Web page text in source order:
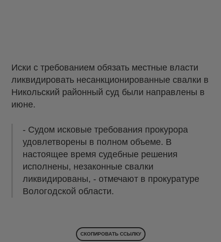
Иски с требованием обязать местные власти
ликвидировать несанкционированные свалки в
Никольский районный суд были направлены в
июне.
- Судом исковые требования прокурора
удовлетворены в полном объеме. В
настоящее время судебные решения
исполнены, незаконные свалки
ликвидированы, - отмечают в прокуратуре
Вологодской области.
СКОПИРОВАТЬ ССЫЛКУ